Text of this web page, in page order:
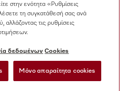
στην ενότητα «Ρυθμίσεις
τη συγκατάθεσή σας ανά
αλλάζοντας τις ρυθμίσεις
δεδομένων Cookies
Μόνο απαραίτητα cookies